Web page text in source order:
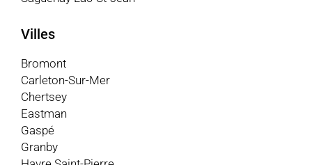
Villes
Bromont
Carleton-Sur-Mer
Chertsey
Eastman
Gaspé
Granby